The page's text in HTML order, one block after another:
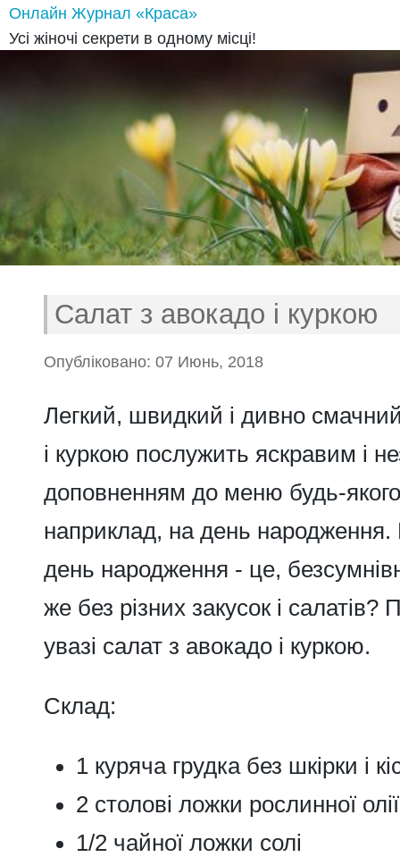
Онлайн Журнал «Краса»
Усі жіночі секрети в одному місці!
Салат з авокадо і куркою
Опубліковано: 07 Июнь, 2018
Легкий, швидкий і дивно
і куркою послужить яскравим і
доповненням до меню будь-
наприклад, на день
день народження - це,
же без різних закусок і
увазі салат з авокадо і куркою.
Склад:
1 куряча грудка без шкірки і
2 столові ложки рослинної олії
1/2 чайної ложки солі